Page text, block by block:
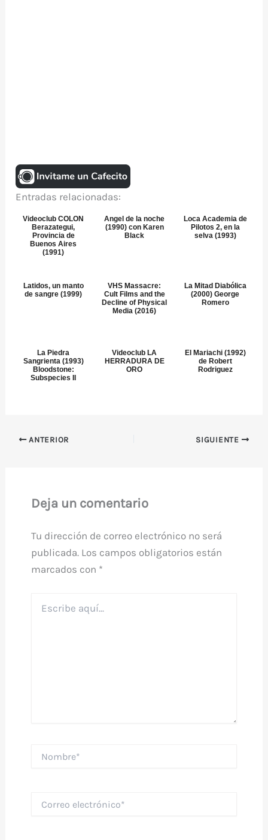
Entradas relacionadas:
Videoclub COLON
Berazategui,
Provincia de
Buenos Aires
(1991)
Angel de la noche
(1990) con Karen
Black
Loca Academia de
Pilotos 2, en la
selva (1993)
Latidos, un manto
de sangre (1999)
VHS Massacre:
Cult Films and the
Decline of Physical
Media (2016)
La Mitad Diabólica
(2000) George
Romero
La Piedra
Sangrienta (1993)
Bloodstone:
Subspecies II
Videoclub LA
HERRADURA DE
ORO
El Mariachi (1992)
de Robert
Rodriguez
ANTERIOR SIGUIENTE
Deja un comentario
Tu dirección de correo electrónico no será
publicada. Los campos obligatorios están
marcados con *
aquí...
electrónico*